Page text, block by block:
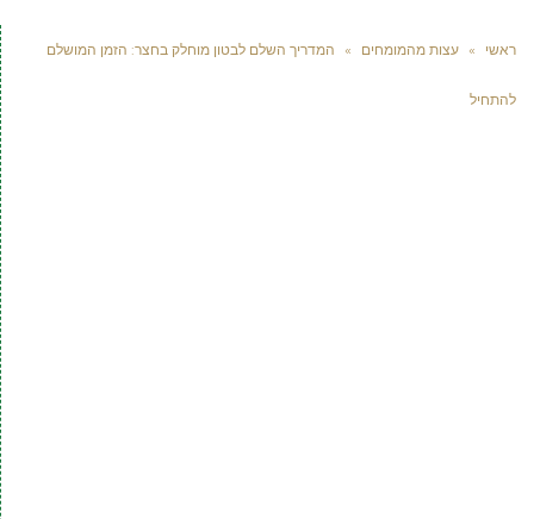
ראשי » עצות מהמומחים » המדריך השלם לבטון מוחלק בחצר: הזמן המושלם
להתחיל